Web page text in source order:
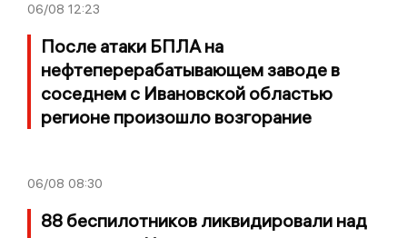
06/08 12:23
После атаки БПЛА на
нефтеперерабатывающем заводе в
соседнем с Ивановской областью
регионе произошло возгорание
06/08 08:30
88 беспилотников ликвидировали над